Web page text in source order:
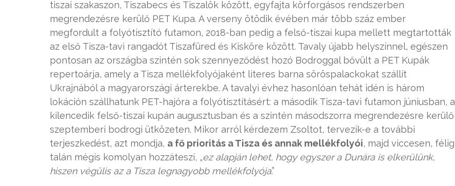
tiszai szakaszon, Tiszabecs és Tiszalök között, egyfajta körforgásos rendszerben
megrendezésre kerülő PET Kupa. A verseny ötödik évében már több száz ember
megfordult a folyótisztító futamon, 2018-ban pedig a felső-tiszai kupa mellett megtartották
az első Tisza-tavi rangadót Tiszafüred és Kisköre között. Tavaly újabb helyszínnel, egészen
pontosan az országba szintén sok szennyeződést hozó Bodroggal bővült a PET Kupák
repertoárja, amely a Tisza mellékfolyójaként literes barna söröspalackokat szállít
Ukrajnából a magyarországi árterekbe. A tavalyi évhez hasonlóan tehát idén is három
lokáción szállhatunk PET-hajóra a folyótisztításért: a második Tisza-tavi futamon júniusban, a
kilencedik felső-tiszai kupán augusztusban és a szintén másodszorra megrendezésre kerülő
szeptemberi bodrogi ütközeten. Mikor arról kérdezem Zsoltot, tervezik-e a további
terjeszkedést, azt mondja, a fő prioritás a Tisza és annak mellékfolyói, majd viccesen, félig
talán mégis komolyan hozzáteszi, „ez alapján lehet, hogy egyszer a Dunára is elkerülünk,
hiszen végülis az a Tisza legnagyobb mellékfolyója.”